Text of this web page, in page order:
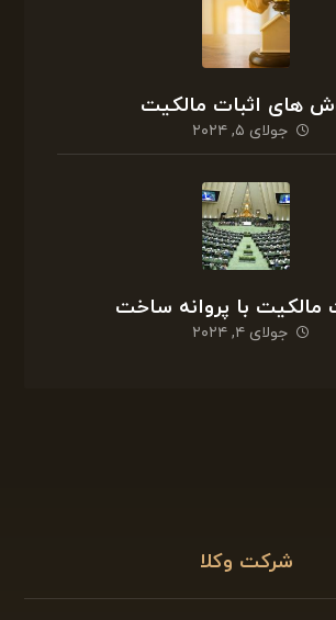
های اثبات مالکیت
جولای ۵, ۲۰۲۴
مالکیت با پروانه ساخت
جولای ۴, ۲۰۲۴
شرکت وکلا